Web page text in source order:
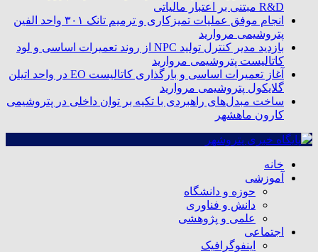
R&D مبتنی بر اعتبار مالیاتی
انجام موفق عملیات تمیزکاری و ترمیم تانک ۳۰۱ واحد الفین
پتروشیمی مروارید
بازدید مدیر کنترل تولید NPC از روند تعمیرات اساسی و لود
کاتالیست پتروشیمی مروارید
آغاز تعمیرات اساسی و بارگذاری کاتالیست EO در واحد اتیلن
گلایکول پتروشیمی مروارید
ساخت مبدل‌های راهبردی با تکیه بر توان داخلی در پتروشیمی
کارون ماهشهر
خانه
آموزشی
حوزه و دانشگاه
دانش و فناوری
علمی و پژوهشی
اجتماعی
اینفوگرافیک